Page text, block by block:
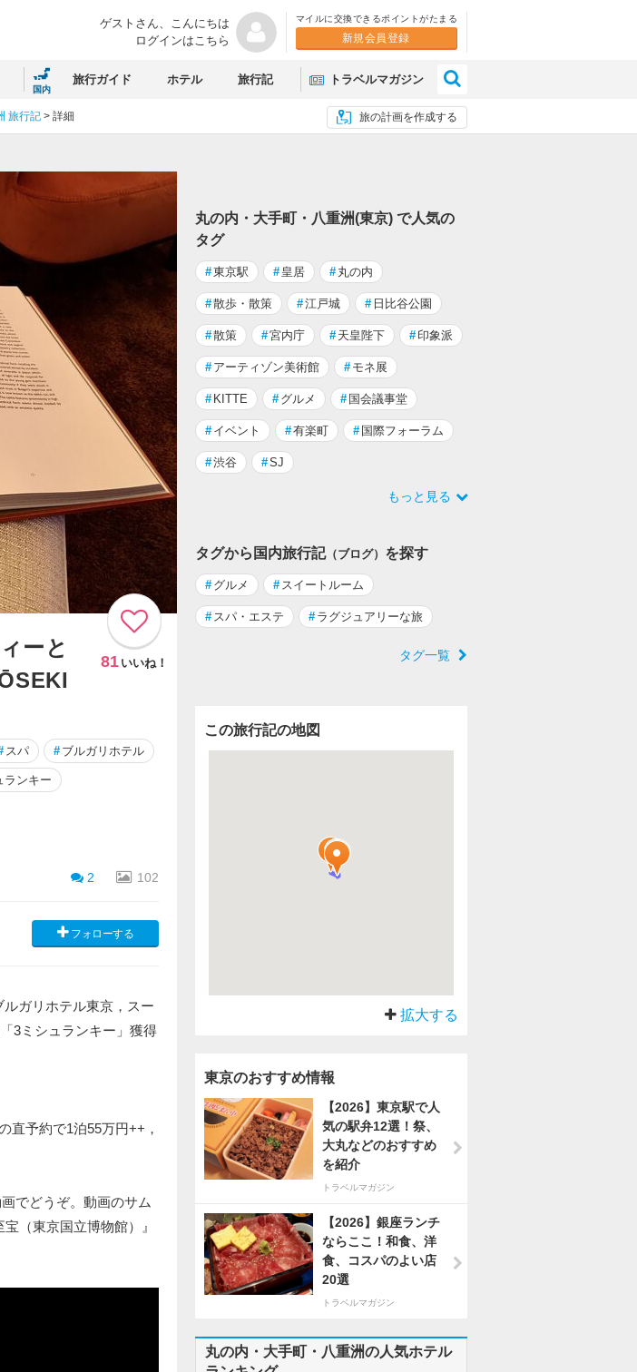
ゲストさん、 こんにちは
ログインはこちら
マイルに交換できるポイントがたまる
新規会員登録
国内
旅行ガイド ホテル 旅行記 トラベルマガジン
旅の計画を作成する
旅行記 > 詳細
ーと
81 いいね！
スパ # ブルガリホテル
ランキー
2 102
フォローする
ガリホテル東京，スー
3ミシュランキー」獲得
直予約で1泊55万円++，
でどうぞ。動画のサム
（東京国立博物館）』
丸の内・大手町・八重洲(東京) で人気の
タグ
#東京駅 # 皇居 # 丸の内
#散歩・散策 #江戸城 # 日比谷公園
#散策 #宮内庁 # 天皇陛下 # 印象派
# アーティゾン美術館 # モネ展
# KITTE # グルメ # 国会議事堂
# イベント #有楽町 # 国際フォーラム
#渋谷 #SJ
もっと見る
タグから国内旅行記（ブログ） を探す
# グルメ # スイートルーム
# スパ・エステ # ラグジュアリーな旅
タグ一覧
この旅行記の地図
拡大する
東京のおすすめ情報
【2026】東京駅で人
気の駅弁12選！祭、
大丸などのおすすめ
を紹介
トラベルマガジン
【2026】銀座ランチ
ならここ！和食、洋
食、コスパのよい店
20選
トラベルマガジン
丸の内・大手町・八重洲の人気ホテル